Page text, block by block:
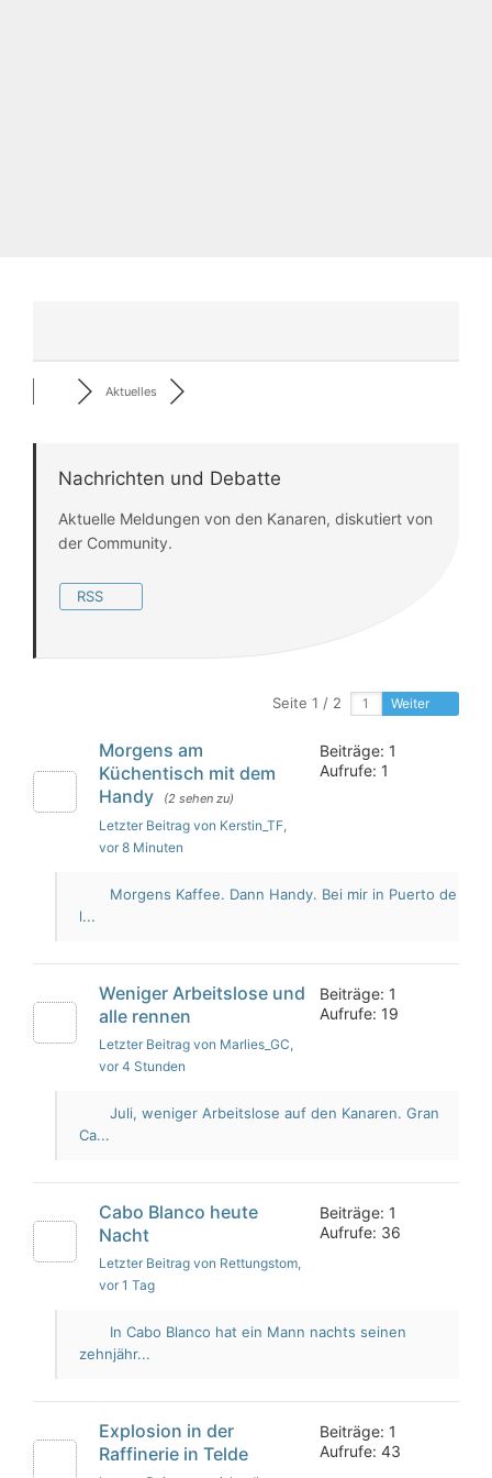
Aktuelles
Nachrichten und Debatte
Aktuelle Meldungen von den Kanaren, diskutiert von
der Community.
RSS
Seite 1 / 2 Weiter
Morgens am
Küchentisch mit dem
Handy
(2 sehen zu)
Letzter Beitrag von Kerstin_TF,
vor 8 Minuten
Beiträge: 1
Aufrufe: 1
Morgens Kaffee. Dann Handy. Bei mir in Puerto de
l...
Weniger Arbeitslose und
alle rennen
Letzter Beitrag von Marlies_GC,
vor 4 Stunden
Beiträge: 1
Aufrufe: 19
Juli, weniger Arbeitslose auf den Kanaren. Gran
Ca...
Cabo Blanco heute
Nacht
Letzter Beitrag von Rettungstom,
vor 1 Tag
Beiträge: 1
Aufrufe: 36
In Cabo Blanco hat ein Mann nachts seinen
zehnjähr...
Explosion in der
Raffinerie in Telde
Beiträge: 1
Aufrufe: 43